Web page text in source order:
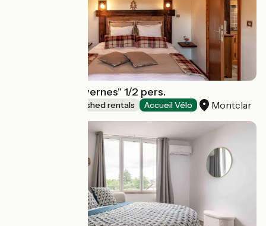
Les Alisiers "Savernes" 1/2 pers.
Lodgings and furnished rentals Accueil Vélo Montclar